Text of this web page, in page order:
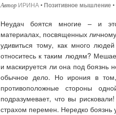
ИРИНА•Позитивное мышление•
Неудач боятся многие – и
материалах, посвященных
удивиться тому, как много
относитесь к таким людям?
и маскируется ли она под боязнь
обычное дело. Но ирония в
противоположные стороны
подразумевает, что вы
страхом перемен. Нередко